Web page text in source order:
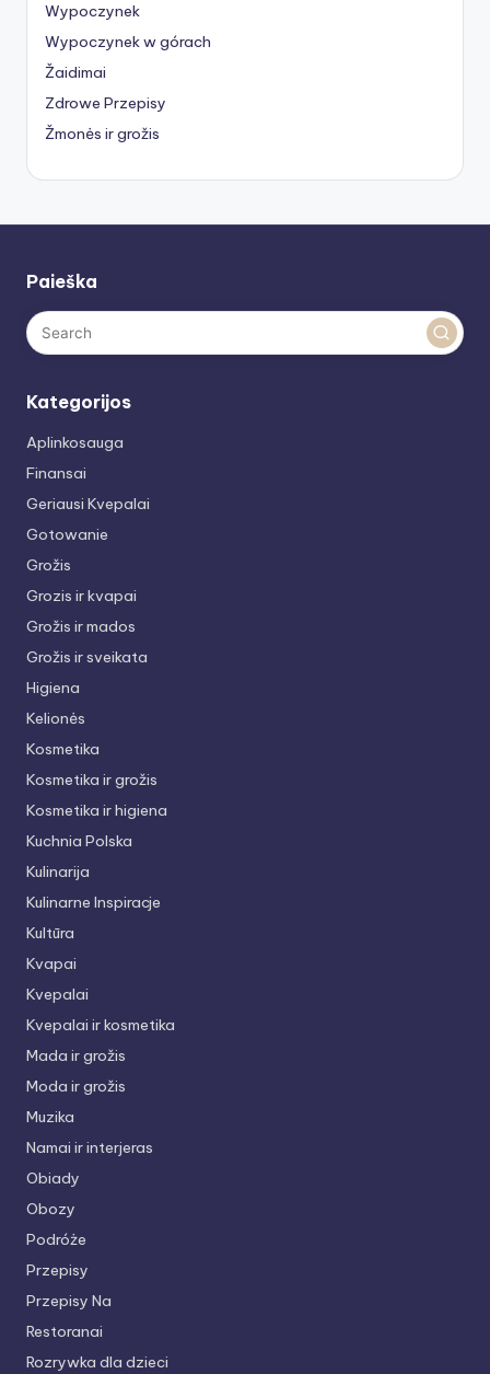
Wypoczynek
Wypoczynek w górach
Žaidimai
Zdrowe Przepisy
Žmonės ir grožis
Paieška
Kategorijos
Aplinkosauga
Finansai
Geriausi Kvepalai
Gotowanie
Grožis
Grozis ir kvapai
Grožis ir mados
Grožis ir sveikata
Higiena
Kelionės
Kosmetika
Kosmetika ir grožis
Kosmetika ir higiena
Kuchnia Polska
Kulinarija
Kulinarne Inspiracje
Kultūra
Kvapai
Kvepalai
Kvepalai ir kosmetika
Mada ir grožis
Moda ir grožis
Muzika
Namai ir interjeras
Obiady
Obozy
Podróże
Przepisy
Przepisy Na
Restoranai
Rozrywka dla dzieci